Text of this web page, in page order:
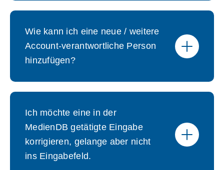
Wie kann ich eine neue / weitere
Account-verantwortliche Person
hinzufügen?
Ich möchte eine in der
MedienDB getätigte Eingabe
korrigieren, gelange aber nicht
ins Eingabefeld.